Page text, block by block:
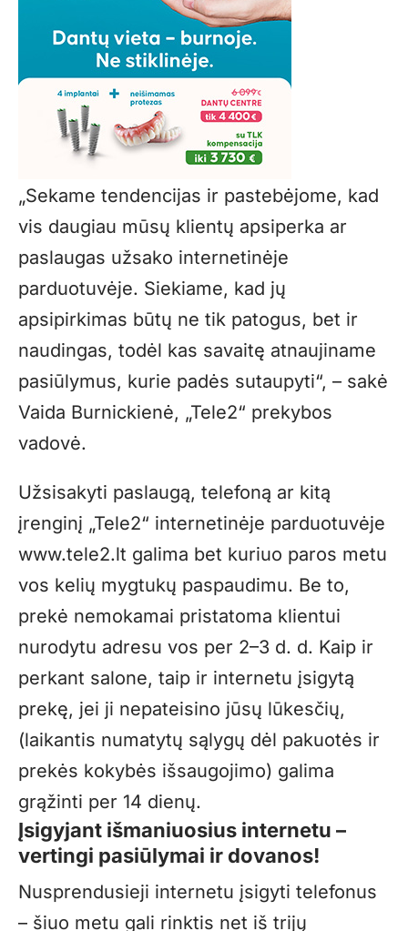
„Sekame tendencijas ir pastebėjome, kad
vis daugiau mūsų klientų apsiperka ar
paslaugas užsako internetinėje
parduotuvėje. Siekiame, kad jų
apsipirkimas būtų ne tik patogus, bet ir
naudingas, todėl kas savaitę atnaujiname
pasiūlymus, kurie padės sutaupyti“, – sakė
Vaida Burnickienė, „Tele2“ prekybos
vadovė.
Užsisakyti paslaugą, telefoną ar kitą
įrenginį „Tele2“ internetinėje parduotuvėje
www.tele2.lt galima bet kuriuo paros metu
vos kelių mygtukų paspaudimu. Be to,
prekė nemokamai pristatoma klientui
nurodytu adresu vos per 2–3 d. d. Kaip ir
perkant salone, taip ir internetu įsigytą
prekę, jei ji nepateisino jūsų lūkesčių,
(laikantis numatytų sąlygų dėl pakuotės ir
prekės kokybės išsaugojimo) galima
grąžinti per 14 dienų.
Įsigyjant išmaniuosius internetu –
vertingi pasiūlymai ir dovanos!
Nusprendusieji internetu įsigyti telefonus
– šiuo metu gali rinktis net iš trijų